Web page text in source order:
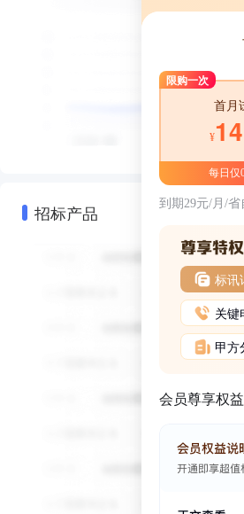
招标产品
限购一次
首月
¥
每日仅
到期29元/月/省
标讯
关键
甲方
会员尊享权益